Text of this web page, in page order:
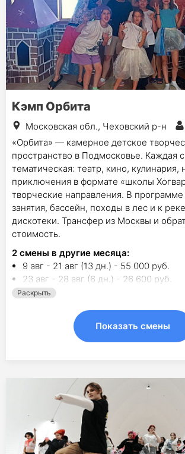
Кэмп Орбита
Московская обл., Чеховский р-н
«Орбита» — камерное детское
пространство в Подмосковье. Каждая
тематическая: театр, кино, кулинария,
приключения в формате «школы
творческие направления. В
занятия, бассейн, походы в лес и к
дискотеки. Трансфер из Москвы и
стоимость.
2 смены в другие месяца:
9 авг - 21 авг (13 дн.) - 55 000 руб.
23 авг - 28 авг (6 дн.) - 26 600 руб.
Раскрыть
Показать смены